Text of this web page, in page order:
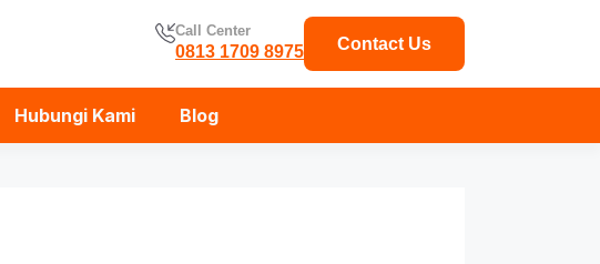
Call Center
0813 1709 8975 Contact Us
Hubungi Kami Blog